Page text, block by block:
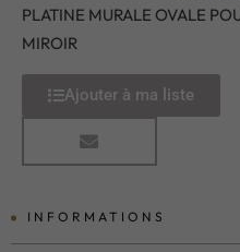
PLATINE MURALE OVALE
MIROIR
Ajouter à ma liste
INFORMATIONS